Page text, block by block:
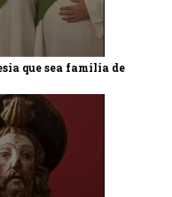
que sea familia de